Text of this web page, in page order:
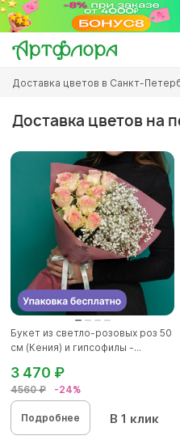
Перейти
основному
содержанию
Вы
здесь
Доставка цветов в Санкт-
Доставка цветов на
Букет из светло-розовых роз 50
см (Кения) и гипсофилы -...
4560 ₽ -24%
3 470 ₽
Подробнее В 1 клик